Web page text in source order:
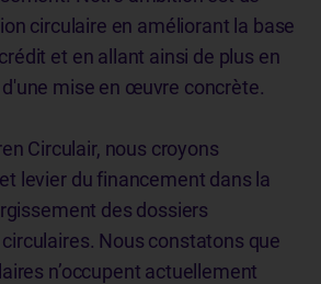
circulaire en améliorant la base
et en allant ainsi de plus en
mise en œuvre concrète.
Circulair, nous croyons
levier du financement dans la
des dossiers
Nous constatons que
n’occupent actuellement